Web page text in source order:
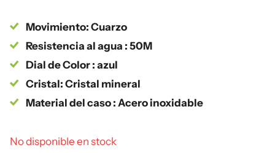
Movimiento: Cuarzo
Resistencia al agua : 50M
Dial de Color : azul
Cristal: Cristal mineral
Material del caso : Acero inoxidable
No disponible en stock